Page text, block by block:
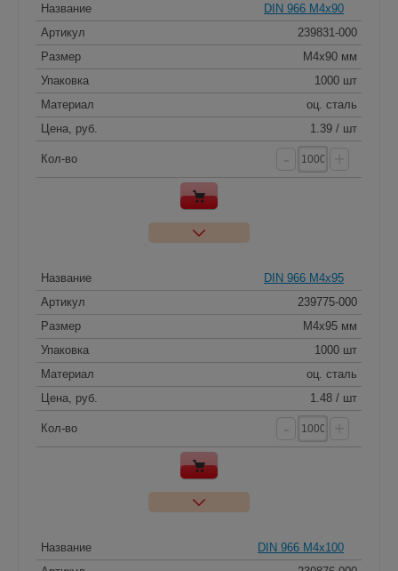
Название
DIN 966 M4x90
Артикул
239831-000
Размер
M4x90 мм
Упаковка
1000 шт
Материал
оц. сталь
Цена, руб.
1.39 / шт
Кол-во
Название
DIN 966 M4x95
Артикул
239775-000
Размер
M4x95 мм
Упаковка
1000 шт
Материал
оц. сталь
Цена, руб.
1.48 / шт
Кол-во
Название
DIN 966 M4x100